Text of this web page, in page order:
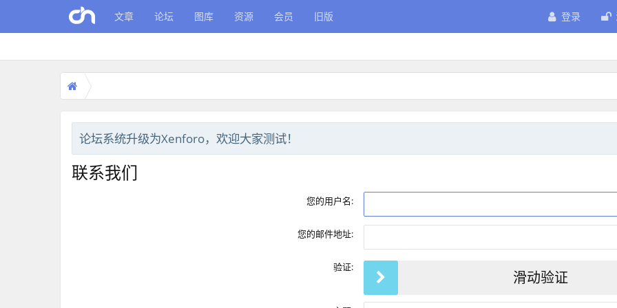
文章 论坛 图库 资源 会员 旧版 登录
论坛系统升级为Xenforo，欢迎大家测试！
联系我们
您的用户名:
您的邮件地址:
验证:
滑动验证